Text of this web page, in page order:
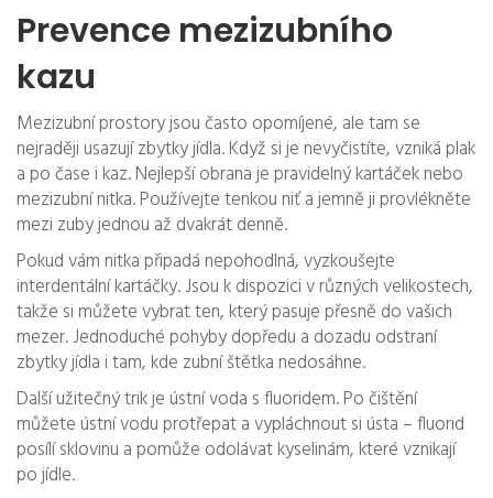
Prevence mezizubního
kazu
Mezizubní prostory jsou často opomíjené, ale tam se
nejraději usazují zbytky jídla. Když si je nevyčistíte, vzniká plak
a po čase i kaz. Nejlepší obrana je pravidelný kartáček nebo
mezizubní nitka. Používejte tenkou niť a jemně ji provlékněte
mezi zuby jednou až dvakrát denně.
Pokud vám nitka připadá nepohodlná, vyzkoušejte
interdentální kartáčky. Jsou k dispozici v různých velikostech,
takže si můžete vybrat ten, který pasuje přesně do vašich
mezer. Jednoduché pohyby dopředu a dozadu odstraní
zbytky jídla i tam, kde zubní štětka nedosáhne.
Další užitečný trik je ústní voda s fluoridem. Po čištění
můžete ústní vodu protřepat a vypláchnout si ústa – fluorid
posílí sklovinu a pomůže odolávat kyselinám, které vznikají
po jídle.